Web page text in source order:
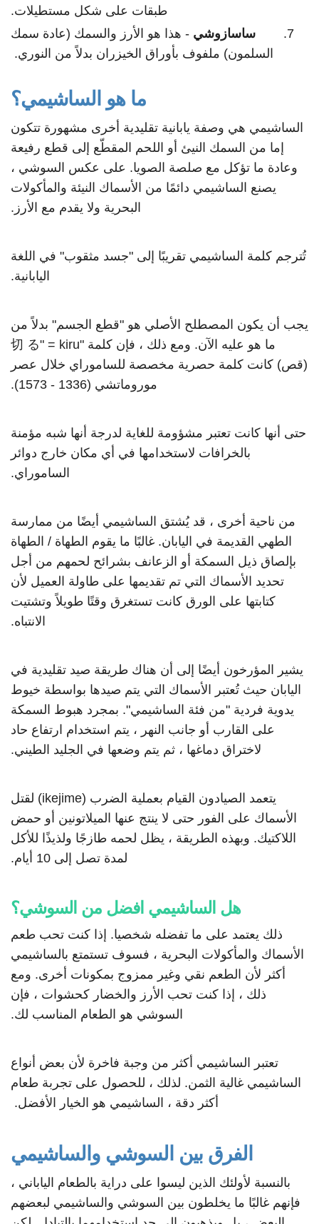
طبقات على شكل مستطيلات.
ساسازوشي - هذا هو الأرز والسمك (عادة سمك
السلمون) ملفوف بأوراق الخيزران بدلاً من النوري.
ما هو الساشيمي؟
الساشيمي هي وصفة يابانية تقليدية أخرى مشهورة تتكون
إما من السمك النيئ أو اللحم المقطّع إلى قطع رفيعة
وعادة ما تؤكل مع صلصة الصويا. على عكس السوشي ،
يصنع الساشيمي دائمًا من الأسماك النيئة والمأكولات
البحرية ولا يقدم مع الأرز.
تُترجم كلمة الساشيمي تقريبًا إلى "جسد مثقوب" في اللغة
اليابانية.
يجب أن يكون المصطلح الأصلي هو "قطع الجسم" بدلاً من
ما هو عليه الآن. ومع ذلك ، فإن كلمة "切 る" = kiru
(قص) كانت كلمة حصرية مخصصة للساموراي خلال عصر
موروماتشي (1336 - 1573).
حتى أنها كانت تعتبر مشؤومة للغاية لدرجة أنها شبه مؤمنة
بالخرافات لاستخدامها في أي مكان خارج دوائر
الساموراي.
من ناحية أخرى ، قد يُشتق الساشيمي أيضًا من ممارسة
الطهي القديمة في اليابان. غالبًا ما يقوم الطهاة / الطهاة
بإلصاق ذيل السمكة أو الزعانف بشرائح لحمهم من أجل
تحديد الأسماك التي تم تقديمها على طاولة العميل لأن
كتابتها على الورق كانت تستغرق وقتًا طويلاً وتشتيت
الانتباه.
يشير المؤرخون أيضًا إلى أن هناك طريقة صيد تقليدية في
اليابان حيث تُعتبر الأسماك التي يتم صيدها بواسطة خيوط
يدوية فردية "من فئة الساشيمي". بمجرد هبوط السمكة
على القارب أو جانب النهر ، يتم استخدام ارتفاع حاد
لاختراق دماغها ، ثم يتم وضعها في الجليد الطيني.
يتعمد الصيادون القيام بعملية الضرب (ikejime) لقتل
الأسماك على الفور حتى لا ينتج عنها الميلاتونين أو حمض
اللاكتيك. وبهذه الطريقة ، يظل لحمه طازجًا ولذيذًا للأكل
لمدة تصل إلى 10 أيام.
هل الساشيمي افضل من السوشي؟
ذلك يعتمد على ما تفضله شخصيا. إذا كنت تحب طعم
الأسماك والمأكولات البحرية ، فسوف تستمتع بالساشيمي
أكثر لأن الطعم نقي وغير ممزوج بمكونات أخرى. ومع
ذلك ، إذا كنت تحب الأرز والخضار كحشوات ، فإن
السوشي هو الطعام المناسب لك.
تعتبر الساشيمي أكثر من وجبة فاخرة لأن بعض أنواع
الساشيمي غالية الثمن. لذلك ، للحصول على تجربة طعام
أكثر دقة ، الساشيمي هو الخيار الأفضل.
الفرق بين السوشي والساشيمي
بالنسبة لأولئك الذين ليسوا على دراية بالطعام الياباني ،
فإنهم غالبًا ما يخلطون بين السوشي والساشيمي لبعضهم